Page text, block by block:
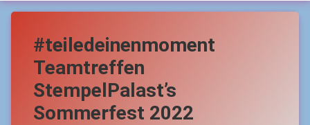
#teiledeinenmoment
Teamtreffen
StempelPalast’s
Sommerfest 2022